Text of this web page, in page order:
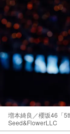
増本綺良／櫻坂46「
Seed&FlowerLLC